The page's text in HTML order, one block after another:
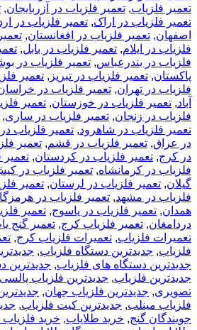
تعمیر فلزیاب, تعمیر فلزیاب در آزربایجان,
تعمیر فلزیاب در اراک, تعمیر فلزیاب در
اصفهان, تعمیر فلزیاب در افغانستان,
فلزیاب در ایلام, تعمیر فلزیاب در بابل,
فلزیاب در بندرعباس, تعمیر فلزیاب در
پاکستان, تعمیر فلزیاب در تبریز , تعمیر
فلزیاب در تهران, تعمیر فلزیاب در
آباد, تعمیر فلزیاب در خوزستان, تعمیر
فلزیاب در زنجان, تعمیر فلزیاب در ساری,
تعمیر فلزیاب در شاهرود, تعمیر فلزیاب
در عراق, تعمیر فلزیاب در قشم, تعمیر
در کرج, تعمیر فلزیاب در کردستان,
فلزیاب در کرمانشاه, تعمیر فلزیاب در
گیلان, تعمیر فلزیاب در لرستان, تعمیر
فلزیاب در مشهد, تعمیر فلزیاب در
همدان, تعمیر فلزیاب در یاسوج, تعمیر
دردامغان, تعمیر فلزیاب کرج, تعمیر گنج
تعمیرات فلزیاب, تعمیرات فلزیاب کرج,
فلزیاب, جدیدترین دستگاه فلزیاب,
جدیدترین دستگاه های فلزیاب, جدیدترین
جدیدترین فلزیاب, جدیدترین فلزیاب پالسی
تصویری, جدیدترین فلزیاب جهان,
فلزیاب مینلب, جدیدترین کیت فلزیاب,
جویندگان گنج, خريد طلاياب, خريد